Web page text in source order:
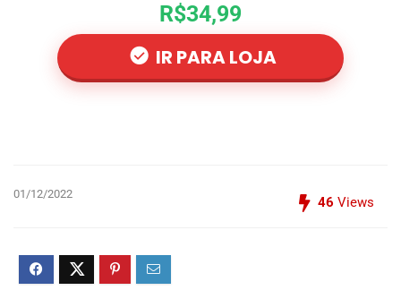
R$34,99
IR PARA LOJA
01/12/2022
46 Views